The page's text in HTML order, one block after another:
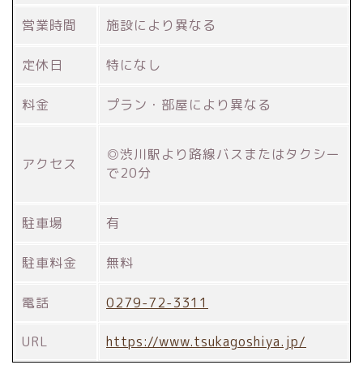
営業時間 施設により異なる
定休日 特になし
料金 プラン・部屋により異なる
アクセス
◎渋川駅より路線バスまたはタクシー
で20分
駐車場 有
駐車料金 無料
電話 0279-72-3311
URL https://www.tsukagoshiya.jp/